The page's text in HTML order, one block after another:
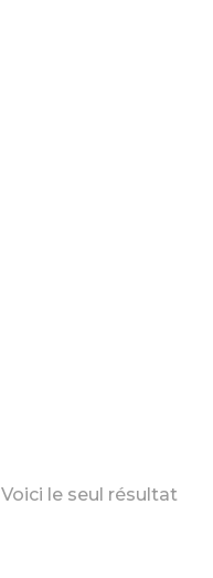
Voici le seul résultat